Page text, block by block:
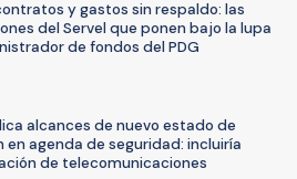
y gastos sin respaldo: las
del Servel que ponen bajo la lupa
de fondos del PDG
alcances de nuevo estado de
en agenda de seguridad: incluiría
de telecomunicaciones